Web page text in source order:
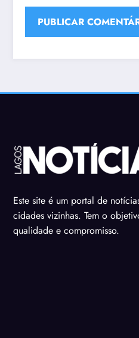
Este site é um portal de
cidades vizinhas. Tem o
qualidade e compromisso.